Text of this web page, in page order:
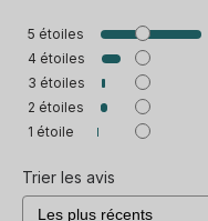
5 étoiles
4 étoiles
3 étoiles
2 étoiles
1 étoile
Trier les avis